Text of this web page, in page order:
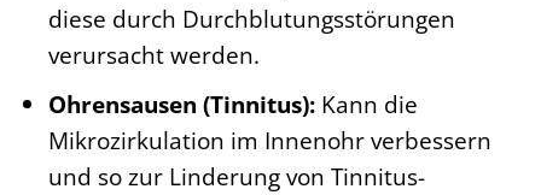
diese durch Durchblutungsstörungen
verursacht werden.
Ohrensausen (Tinnitus):Kann die
Mikrozirkulation im Innenohr verbessern
und so zur Linderung von Tinnitus-